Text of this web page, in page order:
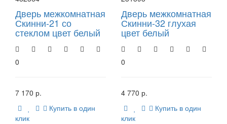
Дверь межкомнатная
Скинни-21 со
стеклом цвет белый
0
7 170 р.
Купить в один
клик
Дверь межкомнатная
Скинни-32 глухая
цвет белый
0
4 770 р.
Купить в один
клик